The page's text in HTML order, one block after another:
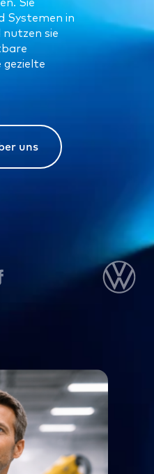
Sie
Systemen in
sie
gezielte
uns